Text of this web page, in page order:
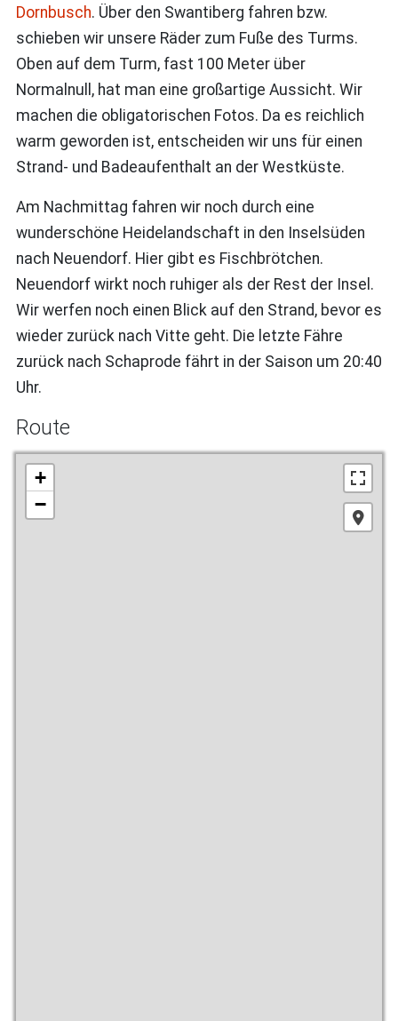
Dornbusch. Über den Swantiberg fahren bzw.
schieben wir unsere Räder zum Fuße des Turms.
Oben auf dem Turm, fast 100 Meter über
Normalnull, hat man eine großartige Aussicht. Wir
machen die obligatorischen Fotos. Da es reichlich
warm geworden ist, entscheiden wir uns für einen
Strand- und Badeaufenthalt an der Westküste.
Am Nachmittag fahren wir noch durch eine
wunderschöne Heidelandschaft in den Inselsüden
nach Neuendorf. Hier gibt es Fischbrötchen.
Neuendorf wirkt noch ruhiger als der Rest der Insel.
Wir werfen noch einen Blick auf den Strand, bevor es
wieder zurück nach Vitte geht. Die letzte Fähre
zurück nach Schaprode fährt in der Saison um 20:40
Uhr.
Route
+
−